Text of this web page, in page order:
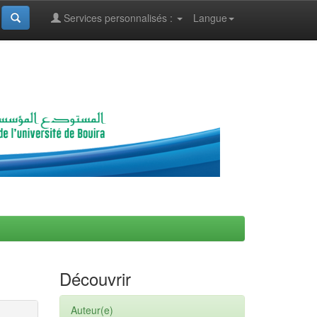
Langue
Services personnalisés :
Découvrir
Auteur(e)